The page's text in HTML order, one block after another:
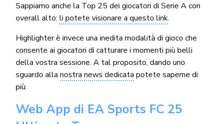
Sappiamo anche la Top 25 dei giocatori di Serie A con
overall alto: li potete visionare a questo link.
Highlighter è invece una inedita modalità di gioco che
consente ai giocatori di catturare i momenti più belli
della vostra sessione. A tal proposito, dando uno
sguardo alla nostra news dedicata potete saperne di
più.
Web App di EA Sports FC 25